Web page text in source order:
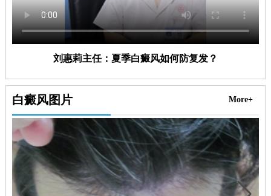
刘惠莉主任：夏季白癜风如何防复发？
白癜风图片 More+